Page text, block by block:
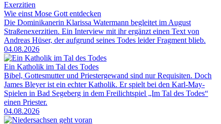
Exerzitien
Wie einst Mose Gott entdecken
Die Dominikanerin Klarissa Watermann begleitet im August
Straßenexerzitien. Ein Interview mit ihr ergänzt einen Text von
Andreas Hüser, der aufgrund seines Todes leider Fragment blieb.
04.08.2026
Ein Katholik im Tal des Todes
Bibel, Gottesmutter und Priestergewand sind nur Requisiten. Doch
James Bleyer ist ein echter Katholik. Er spielt bei den Karl-May-
Spielen in Bad Segeberg in dem Freilichtspiel „Im Tal des Todes“
einen Priester.
04.08.2026